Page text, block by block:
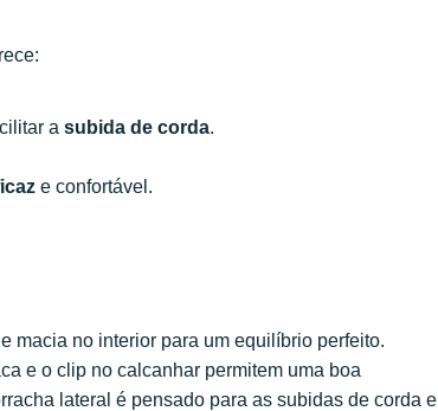
a subida de corda.
e confortável.
macia no interior para um equilíbrio perfeito.
e o clip no calcanhar permitem uma boa
lateral é pensado para as subidas de corda e